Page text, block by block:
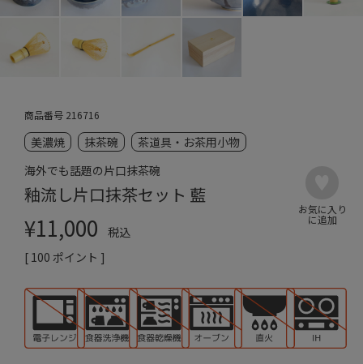
商品番号 216716
美濃焼 抹茶碗
茶道具・お茶用小物
海外でも話題の片口抹茶碗
釉流し片口抹茶セット 藍
¥11,000
税込
[ 100 ポイント ]